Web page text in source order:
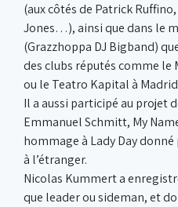
(aux côtés de Patrick
Jones…), ainsi que dans le
(Grazzhoppa DJ Bigband)
des clubs réputés comme le
ou le Teatro Kapital à
Il a aussi participé au projet
Emmanuel Schmitt, My
hommage à Lady Day
à l’étranger.
Nicolas Kummert a
que leader ou sideman, et